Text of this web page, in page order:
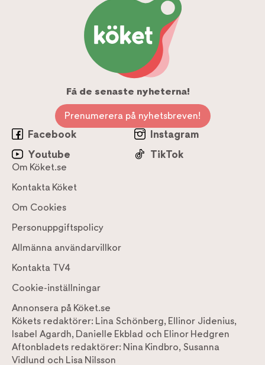
Få de senaste nyheterna!
Prenumerera på nyhetsbreven!
Facebook
Instagram
Youtube
TikTok
Om Köket.se
Kontakta Köket
Om Cookies
Personuppgiftspolicy
Allmänna användarvillkor
Kontakta TV4
Cookie-inställningar
Annonsera på Köket.se
Kökets redaktörer: Lina Schönberg, Ellinor Jidenius,
Isabel Agardh, Danielle Ekblad och Elinor Hedgren
Aftonbladets redaktörer: Nina Kindbro, Susanna
Vidlund och Lisa Nilsson